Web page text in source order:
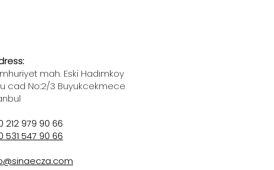
mah. Eski Hadımkoy
cad No:2/3 Buyukcekmece
212 979 90 66
531 547 90 66